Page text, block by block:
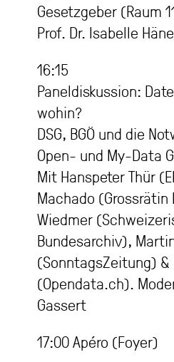
Gesetzgeber (Raum
Prof. Dr. Isabelle
16:15
Paneldiskussion:
wohin?
DSG, BGÖ und die
Open- und My-Data
Mit Hanspeter Thür
Machado (Grossrätin
Wiedmer
Bundesarchiv),
(SonntagsZeitung) &
(Opendata.ch).
Gassert
17:00 Apéro (Foyer)